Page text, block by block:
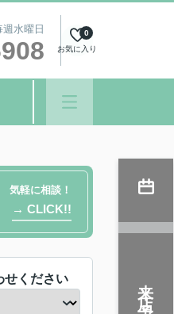
水曜日
お気に入り
0
気軽に相談！
→ CLICK!!
せください 来店予約